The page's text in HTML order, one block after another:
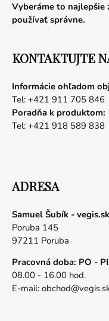
Vyberáme to najlepšie
používať správne.
KONTAKTUJTE
Informácie ohľadom
Tel: +421 911 705 846
Poradňa k produktom:
Tel: +421 918 589 838
ADRESA
Samuel Šubík - vegis.sk
Poruba 145
97211 Poruba
Pracovná doba: PO -
08.00 - 16.00 hod.
E-mail: